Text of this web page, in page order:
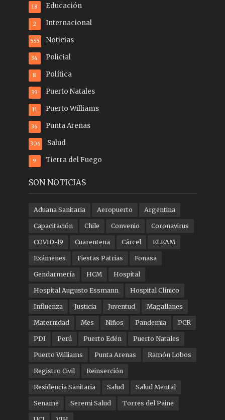
Educación
18
Internacional
2
Noticias
555
Policial
34
Política
8
Puerto Natales
39
Puerto Williams
11
Punta Arenas
36
Salud
306
Tierra del Fuego
9
SON NOTICIAS
Aduana Sanitaria Aeropuerto Argentina
Capacitación Chile Convenio Coronavirus
COVID-19 Cuarentena Cárcel ELEAM
Exámenes Fiestas Patrias Fonasa
Gendarmería HCM Hospital
Hospital Augusto Essmann Hospital Clínico
Influenza Justicia Juventud Magallanes
Maternidad Mes Niños Pandemia PCR
PDI Perú Puerto Edén Puerto Natales
Puerto Williams Punta Arenas Ramón Lobos
Registro Civil Reinserción
Residencia Sanitaria Salud Salud Mental
Sename Seremi Salud Torres del Paine